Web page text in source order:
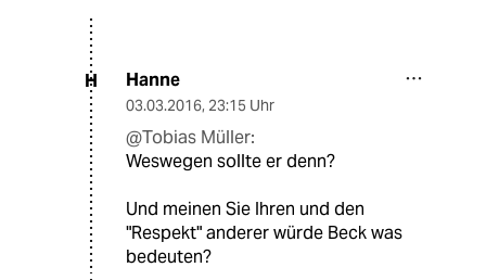
H Hanne
03.03.2016, 23:15 Uhr
@Tobias Müller:
Weswegen sollte er denn?
Und meinen Sie Ihren und den
"Respekt" anderer würde Beck was
bedeuten?